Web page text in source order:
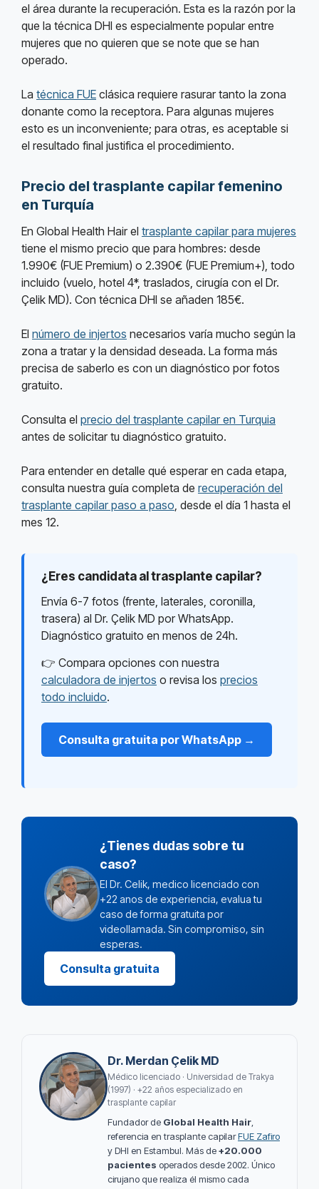
el área durante la recuperación. Esta es la razón por la
que la técnica DHI es especialmente popular entre
mujeres que no quieren que se note que se han
operado.
La técnica FUE clásica requiere rasurar tanto la zona
donante como la receptora. Para algunas mujeres
esto es un inconveniente; para otras, es aceptable si
el resultado final justifica el procedimiento.
Precio del trasplante capilar femenino
en Turquía
En Global Health Hair el trasplante capilar para mujeres
tiene el mismo precio que para hombres: desde
1.990€ (FUE Premium) o 2.390€ (FUE Premium+), todo
incluido (vuelo, hotel 4*, traslados, cirugía con el Dr.
Çelik MD). Con técnica DHI se añaden 185€.
El número de injertos necesarios varía mucho según la
zona a tratar y la densidad deseada. La forma más
precisa de saberlo es con un diagnóstico por fotos
gratuito.
Consulta el precio del trasplante capilar en Turquia
antes de solicitar tu diagnóstico gratuito.
Para entender en detalle qué esperar en cada etapa,
consulta nuestra guía completa de recuperación del
trasplante capilar paso a paso , desde el día 1 hasta el
mes 12.
¿Eres candidata al trasplante capilar?
Envía 6-7 fotos (frente, laterales, coronilla,
trasera) al Dr. Çelik MD por WhatsApp.
Diagnóstico gratuito en menos de 24h.
👉 Compara opciones con nuestra
calculadora de injertos o revisa los precios
todo incluido.
Consulta gratuita por WhatsApp →
¿Tienes dudas sobre tu
caso?
El Dr. Celik, medico licenciado con
+22 anos de experiencia, evalua tu
caso de forma gratuita por
videollamada. Sin compromiso, sin
esperas.
Consulta gratuita
Dr. Merdan Çelik MD
Médico licenciado · Universidad de Trakya
(1997) · +22 años especializado en
trasplante capilar
Fundador de Global Health Hair
referencia en trasplante capilarFUE Zafiro
y DHI en Estambul. Más de+20.000
pacientes operados desde 2002. Único
cirujano que realiza él mismo cada